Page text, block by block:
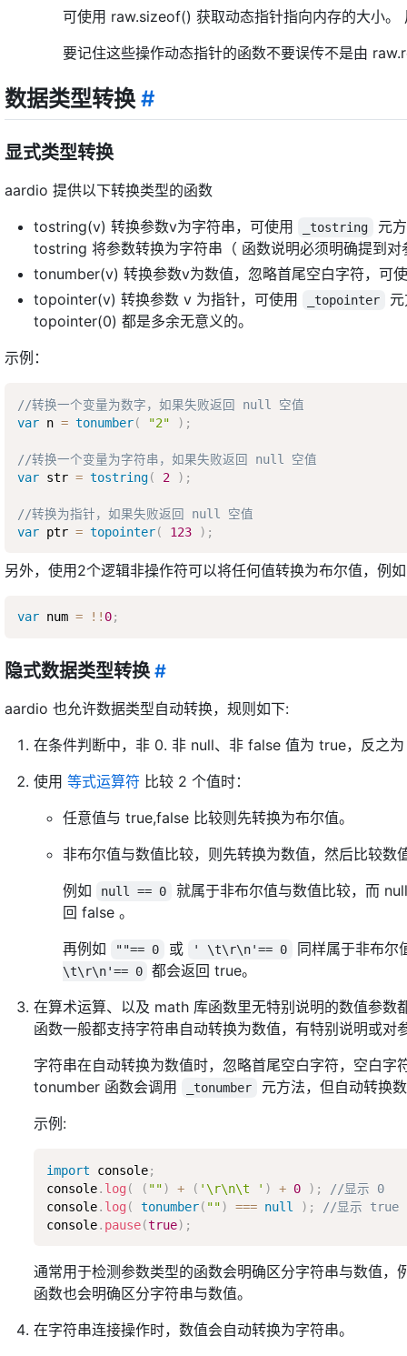
可使用 raw.sizeof() 获取动态指针指向内存的大小
要记住这些操作动态指针的函数不要误传不是由
数据类型转换 #
显式类型转换
aardio 提供以下转换类型的函数
tostring(v) 转换参数v为字符串，可使用
_tostring
元
tostring 将参数转换为字符串（ 函数说明必须明确提到
tonumber(v) 转换参数v为数值，忽略首尾空白字符，可
topointer(v) 转换参数 v 为指针，可使用
_topointer
topointer(0) 都是多余无意义的。
示例：
//转换一个变量为数字，如果失败返回 null 空值
var n = tonumber( "2" ) ;
//转换一个变量为字符串，如果失败返回 null 空值
var str = tostring( 2 ) ;
//转换为指针，如果失败返回 null 空值
var ptr = topointer( 123 ) ;
另外，使用2个逻辑非操作符可以将任何值转换为布尔值，例
var num = ! ! 0;
隐式数据类型转换#
aardio 也允许数据类型自动转换，规则如下:
在条件判断中，非 0. 非 null、非 false 值为 true，反之
使用 等式运算符 比较 2 个值时：
任意值与 true,false 比较则先转换为布尔值。
非布尔值与数值比较，则先转换为数值，然后比较数
例如
null == 0
就属于非布尔值与数值比较，而
回 false 。
再例如
""== 0 或 ' \t\r\n'== 0 同样属于非布尔
\t\r\n'== 0
都会返回 true。
在算术运算、以及 math 库函数里无特别说明的数值参数
函数一般都支持字符串自动转换为数值，有特别说明或对
字符串在自动转换为数值时，忽略首尾空白字符，空白
tonumber 函数会调用
_tonumber
元方法，但自动转换
示例:
import console;
console. log ( ( "") + ( '\r\n\t ' ) + 0 ) ;
//显示 0
console. log ( tonumber( "") === null ) ;
//显示 true
console. pause(true) ;
通常用于检测参数类型的函数会明确区分字符串与数值
函数也会明确区分字符串与数值。
在字符串连接操作时，数值会自动转换为字符串。